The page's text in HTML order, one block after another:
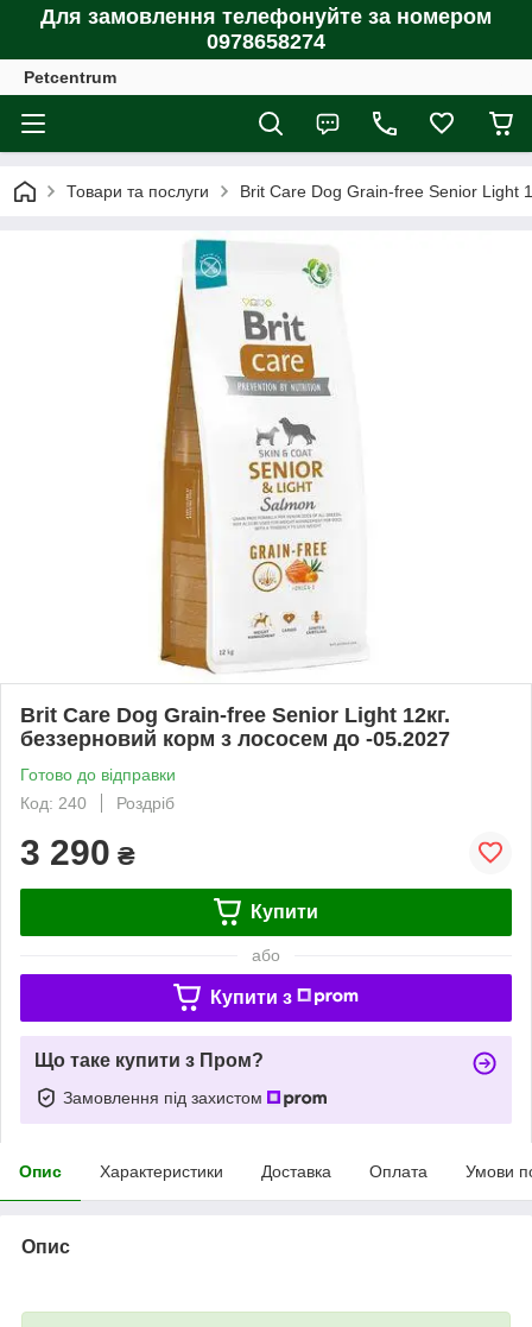
Для замовлення телефонуйте за номером
0978658274
Petcentrum
Товари та послуги Brit Care Dog Grain-free Senior Light
Brit Care Dog Grain-free Senior Light 12кг.
беззерновий корм з лососем до -05.2027
Готово до відправки
Код: 240
Роздріб
3 290 ₴
Купити
або
Купити з
Що таке купити з Пром?
Замовлення під захистом
Опис Характеристики Доставка Оплата Умови
Опис